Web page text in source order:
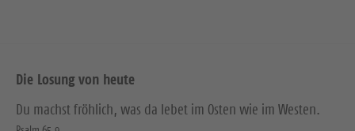
Die Losung von heute
Du machst fröhlich, was da lebet im Osten wie im Westen.